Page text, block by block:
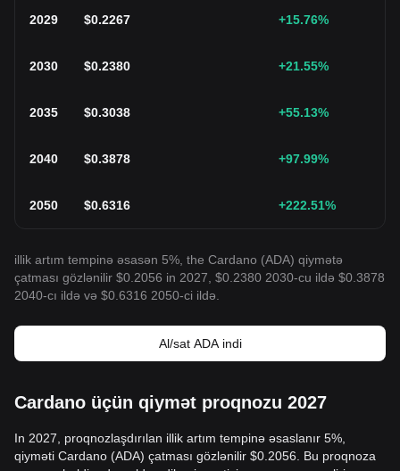
2029 $0.2267 +15.76%
2030 $0.2380 +21.55%
2035 $0.3038 +55.13%
2040 $0.3878 +97.99%
2050 $0.6316 +222.51%
illik artım tempinə əsasən 5%, the Cardano (ADA) qiymətə
çatması gözlənilir $0.2056 in 2027, $0.2380 2030-cu ildə $0.3878
2040-cı ildə və $0.6316 2050-ci ildə.
Al/sat ADA indi
Cardano üçün qiymət proqnozu 2027
In 2027, proqnozlaşdırılan illik artım tempinə əsaslanır 5%,
qiyməti Cardano (ADA) çatması gözlənilir $0.2056. Bu proqnoza